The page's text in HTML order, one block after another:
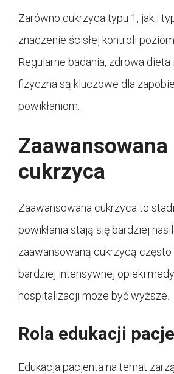
Zarówno cukrzyca typu 1, jak i
znaczenie ścisłej kontroli
Regularne badania, zdrowa
fizyczna są kluczowe dla
powikłaniom.
Zaawansowana
cukrzyca
Zaawansowana cukrzyca to
powikłania stają się bardziej
zaawansowaną cukrzycą
bardziej intensywnej opieki
hospitalizacji może być wyższe.
Rola edukacji
Edukacja pacjenta na temat